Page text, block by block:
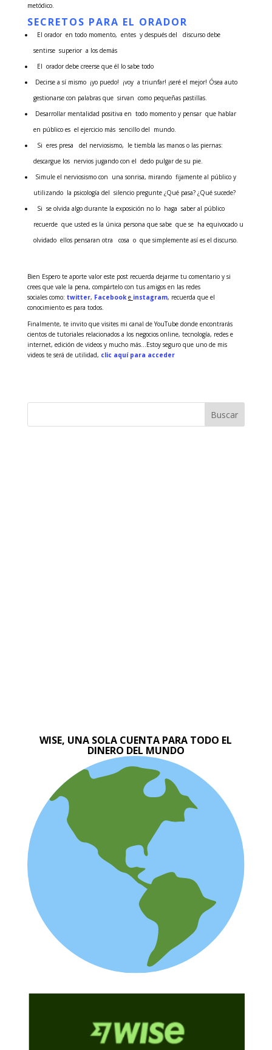
metódico.
SECRETOS PARA EL ORADOR
El orador en todo momento, entes y después del discurso debe
sentirse superior a los demás
El orador debe creerse que él lo sabe todo
Decirse a sí mismo ¡yo puedo! ¡voy a triunfar! ¡seré el mejor! Ósea auto
gestionarse con palabras que sirvan como pequeñas pastillas.
Desarrollar mentalidad positiva en todo momento y pensar que hablar
en público es el ejercicio más sencillo del mundo.
Si eres presa del nerviosismo, le tiembla las manos o las piernas:
descargue los nervios jugando con el dedo pulgar de su pie.
Simule el nerviosismo con una sonrisa, mirando fijamente al público y
utilizando la psicología del silencio pregunte ¿Qué pasa? ¿Qué sucede?
Si se olvida algo durante la exposición no lo haga saber al público
recuerde que usted es la única persona que sabe que se ha equivocado u
olvidado ellos pensaran otra cosa o que simplemente así es el discurso.
Bien Espero te aporte valor este post recuerda dejarme tu comentario y si
crees que vale la pena, compártelo con tus amigos en las redes
sociales como: twitter, Facebook e instagram, recuerda que el
conocimiento es para todos.
Finalmente, te invito que visites mi canal de YouTube donde encontrarás
cientos de tutoriales relacionados a los negocios online, tecnología, redes e
internet, edición de videos y mucho más…Estoy seguro que uno de mis
videos te será de utilidad, clic aquí para acceder
Buscar
WISE, UNA SOLA CUENTA PARA TODO EL
DINERO DEL MUNDO